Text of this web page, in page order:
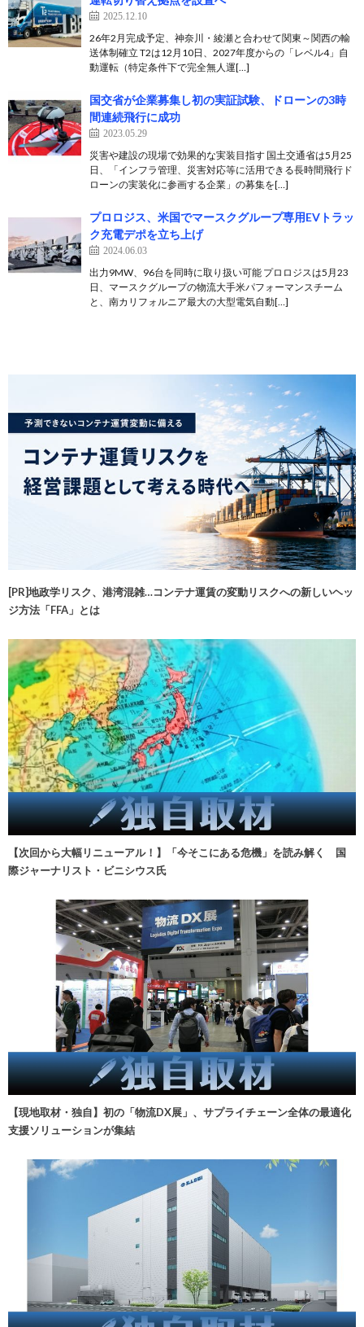
2025.12.10
26年2月完成予定、神奈川・綾瀬と合わせて関東～関西の輸
送体制確立 T2は12月10日、2027年度からの「レベル4」自
動運転（特定条件下で完全無人運[…]
国交省が企業募集し初の実証試験、ドローンの3時
間連続飛行に成功
2023.05.29
災害や建設の現場で効果的な実装目指す 国土交通省は5月25
日、「インフラ管理、災害対応等に活用できる長時間飛行ド
ローンの実装化に参画する企業」の募集を[…]
プロロジス、米国でマースクグループ専用EVトラッ
ク充電デポを立ち上げ
2024.06.03
出力9MW、96台を同時に取り扱い可能 プロロジスは5月23
日、マースクグループの物流大手米パフォーマンスチーム
と、南カリフォルニア最大の大型電気自動[…]
[PR]地政学リスク、港湾混雑…コンテナ運賃の変動リスクへの新しいヘッ
ジ方法「FFA」とは
【次回から大幅リニューアル！】「今そこにある危機」を読み解く 国
際ジャーナリスト・ビニシウス氏
【現地取材・独自】初の「物流DX展」、サプライチェーン全体の最適化
支援ソリューションが集結